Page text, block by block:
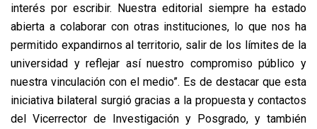
interés por escribir. Nuestra editorial siempre ha estado
abierta a colaborar con otras instituciones, lo que nos ha
permitido expandirnos al territorio, salir de los límites de la
universidad y reflejar así nuestro compromiso público y
nuestra vinculación con el medio”. Es de destacar que esta
iniciativa bilateral surgió gracias a la propuesta y contactos
del Vicerrector de Investigación y Posgrado, y también